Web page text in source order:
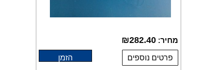
מחיר: ₪282.40
פרטים נוספים הזמן